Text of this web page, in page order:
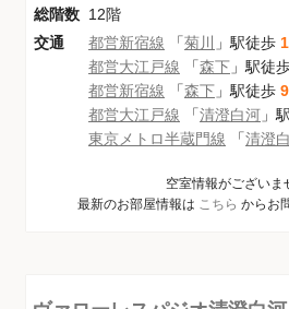
総階数 12階
交通
都営新宿線 「菊川 」駅徒歩 1
都営大江戸線 「森下 」駅徒
都営新宿線 「森下 」駅徒歩 9
都営大江戸線 「清澄白河 」
東京メトロ半蔵門線 「清澄
空室情報がございま
最新のお部屋情報は こちら からお